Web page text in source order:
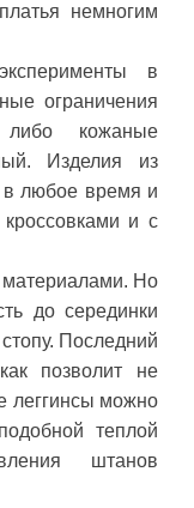
немногим
в
ограничения
кожаные
Изделия из
в любое время и
и с
материалами. Но
до серединки
Последний
позволит не
леггинсы можно
теплой
штанов